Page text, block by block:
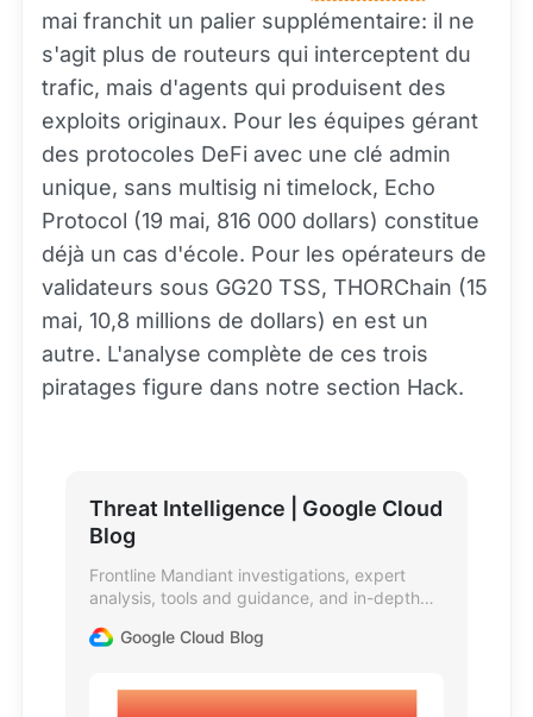
mai franchit un palier supplémentaire: il ne
s'agit plus de routeurs qui interceptent du
trafic, mais d'agents qui produisent des
exploits originaux. Pour les équipes gérant
des protocoles DeFi avec une clé admin
unique, sans multisig ni timelock, Echo
Protocol (19 mai, 816 000 dollars) constitue
déjà un cas d'école. Pour les opérateurs de
validateurs sous GG20 TSS, THORChain (15
mai, 10,8 millions de dollars) en est un
autre. L'analyse complète de ces trois
piratages figure dans notre section Hack.
Threat Intelligence | Google Cloud
Blog
Frontline Mandiant investigations, expert
analysis, tools and guidance, and in-depth
Google Cloud Blog